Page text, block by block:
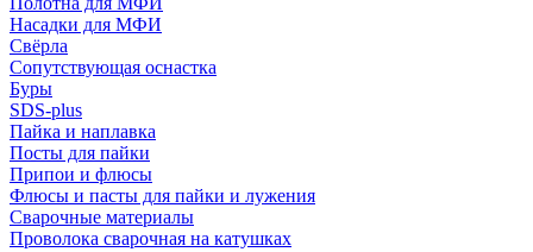
Насадки для МФИ
Свёрла
Сопутствующая оснастка
Буры
SDS-plus
Пайка и наплавка
Посты для пайки
Припои и флюсы
Флюсы и пасты для пайки и лужения
Сварочные материалы
Проволока сварочная на катушках